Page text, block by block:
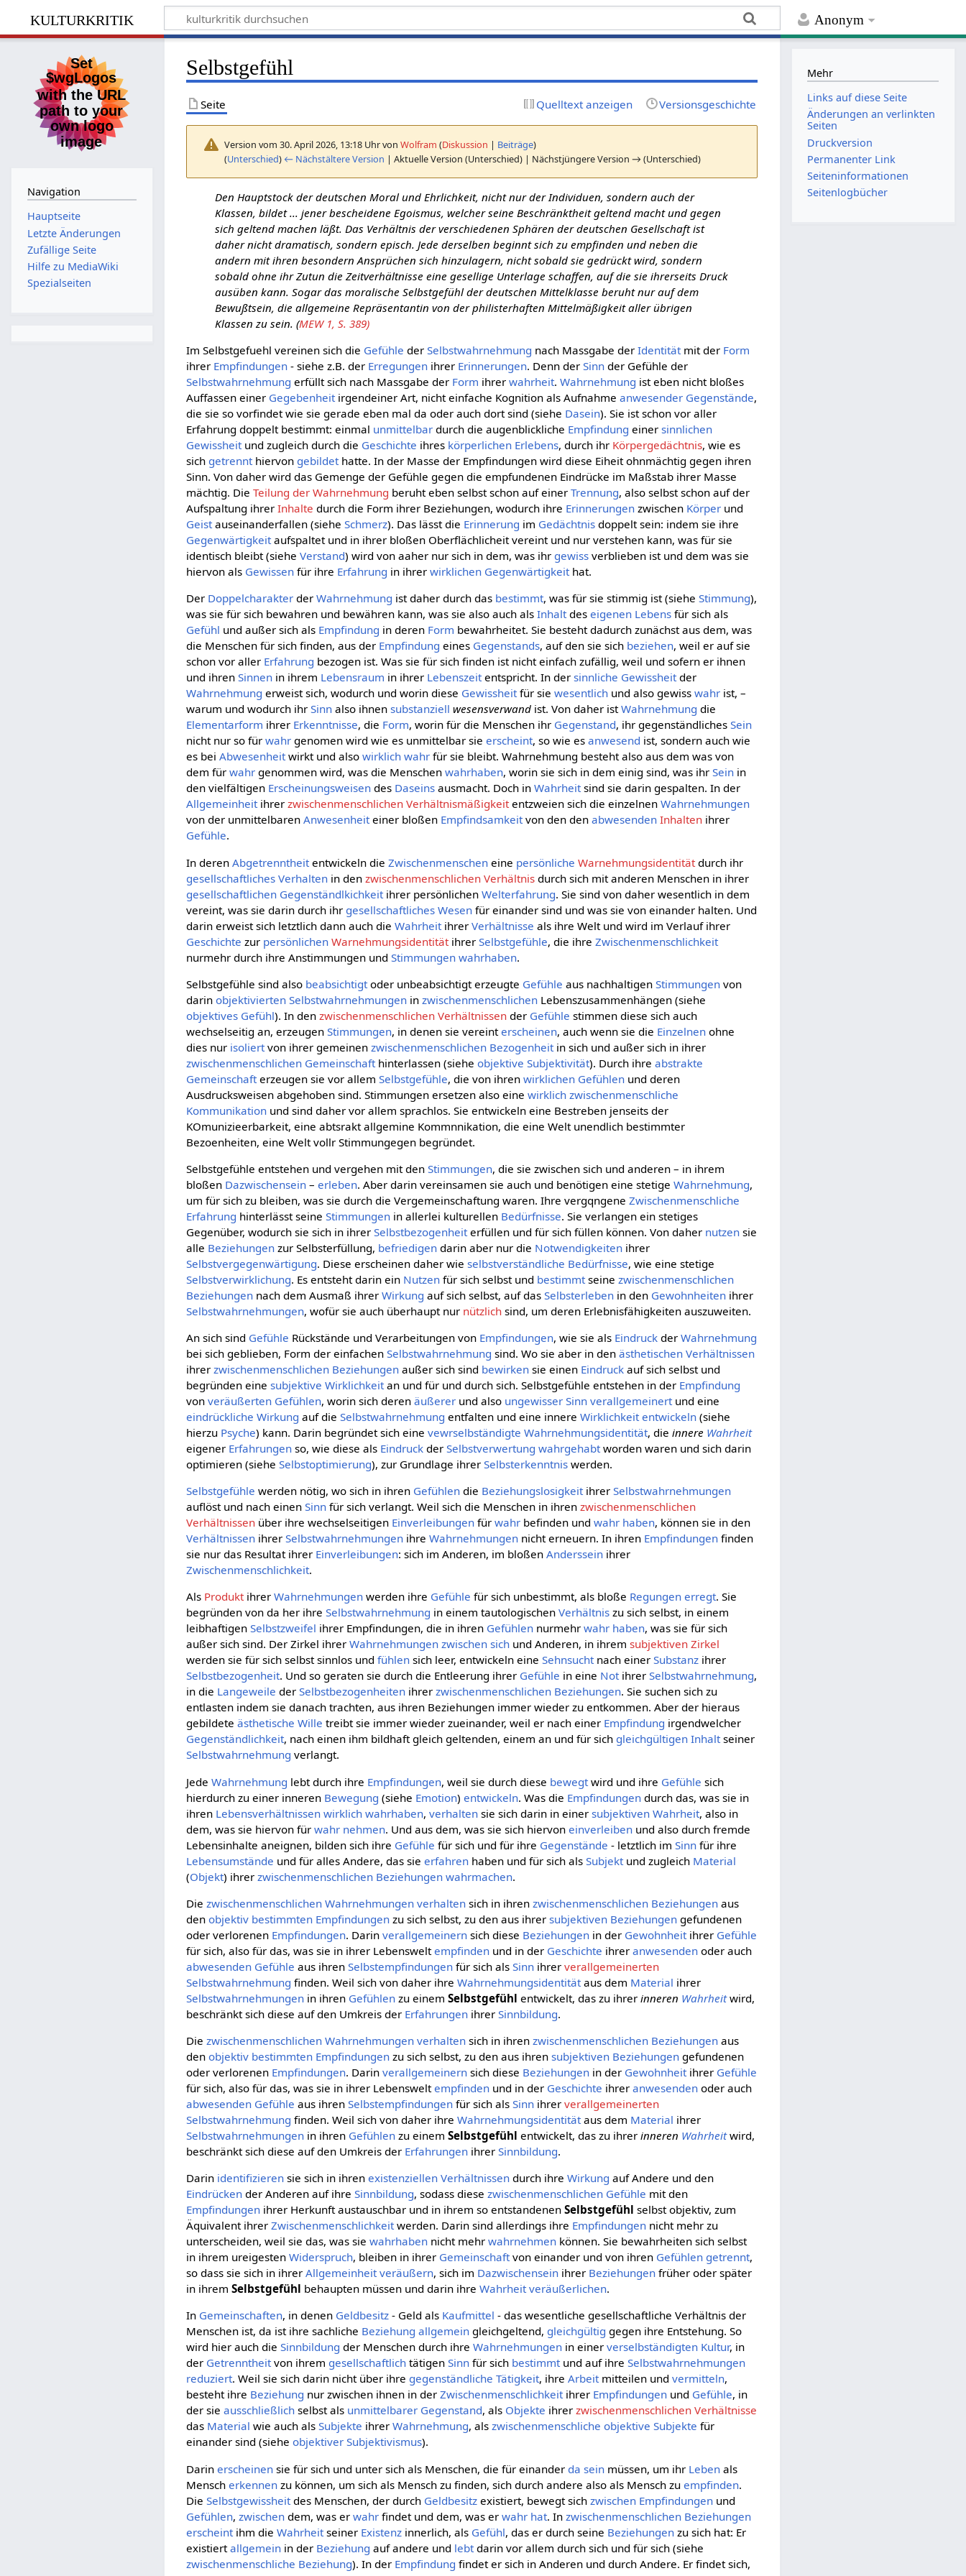
Anonym
kulturkritik
Selbstgefühl
Seite Quelltext anzeigen Versionsgeschichte
Version vom 30. April 2026, 13:18 Uhr vonWolfram (Diskussion | Beiträge)
(Unterschied) ← Nächstältere Version | Aktuelle Version (Unterschied) | Nächstjüngere Version → (Unterschied)
Den Hauptstock der deutschen Moral und Ehrlichkeit, nicht nur der Individuen, sondern auch der
Klassen, bildet ... jener bescheidene Egoismus, welcher seine Beschränktheit geltend macht und gegen
sich geltend machen läßt. Das Verhältnis der verschiedenen Sphären der deutschen Gesellschaft ist
daher nicht dramatisch, sondern episch. Jede derselben beginnt sich zu empfinden und neben die
andern mit ihren besondern Ansprüchen sich hinzulagern, nicht sobald sie gedrückt wird, sondern
sobald ohne ihr Zutun die Zeitverhältnisse eine gesellige Unterlage schaffen, auf die sie ihrerseits Druck
ausüben kann. Sogar das moralische Selbstgefühl der deutschen Mittelklasse beruht nur auf dem
Bewußtsein, die allgemeine Repräsentantin von der philisterhaften Mittelmäßigkeit aller übrigen
Klassen zu sein. (MEW 1, S. 389)
Im Selbstgefuehl vereinen sich die Gefühle derSelbstwahrnehmung nach Massgabe derIdentitätmit der Form
ihrer Empfindungen - siehe z.B. der Erregungen ihrer Erinnerungen. Denn derSinn der Gefühle der
Selbstwahrnehmung erfüllt sich nach Massgabe der Form ihrerwahrheit.Wahrnehmung ist eben nicht bloßes
Auffassen einer Gegebenheitirgendeiner Art, nicht einfache Kognition als Aufnahmeanwesender Gegenstände,
die sie so vorfindet wie sie gerade eben mal da oder auch dort sind (siehe Dasein). Sie ist schon vor aller
Erfahrung doppelt bestimmt: einmal unmittelbar durch die augenblickliche Empfindung einersinnlichen
Gewissheitund zugleich durch die Geschichte ihres körperlichen Erlebens, durch ihr Körpergedächtnis, wie es
sich getrennthiervon gebildethatte. In der Masse der Empfindungen wird diese Eiheit ohnmächtig gegen ihren
Sinn. Von daher wird das Gemenge der Gefühle gegen die empfundenen Eindrücke im Maßstab ihrer Masse
mächtig. DieTeilung der Wahrnehmung beruht eben selbst schon auf einerTrennung, also selbst schon auf der
Aufspaltung ihrerInhalte durch die Form ihrer Beziehungen, wodurch ihre Erinnerungen zwischen Körper und
Geistauseinanderfallen (sieheSchmerz). Das lässt die Erinnerung im Gedächtnis doppelt sein: indem sie ihre
Gegenwärtigkeitaufspaltet und in ihrer bloßen Oberflächlicheit vereint und nur verstehen kann, was für sie
identisch bleibt (sieheVerstand) wird von aaher nur sich in dem, was ihr gewiss verblieben ist und dem was sie
hiervon als Gewissen für ihre Erfahrung in ihrerwirklichen Gegenwärtigkeithat.
Der Doppelcharakter derWahrnehmung ist daher durch das bestimmt, was für sie stimmig ist (sieheStimmung),
was sie für sich bewahren und bewähren kann, was sie also auch alsInhaltdeseigenen Lebens für sich als
Gefühl und außer sich als Empfindung in deren Form bewahrheitet. Sie besteht dadurch zunächst aus dem, was
die Menschen für sich finden, aus der Empfindung eines Gegenstands, auf den sie sich beziehen, weil er auf sie
schon vor aller Erfahrung bezogen ist. Was sie für sich finden ist nicht einfach zufällig, weil und sofern er ihnen
und ihrenSinnen in ihrem Lebensraum in ihrer Lebenszeitentspricht. In dersinnliche Gewissheitder
Wahrnehmung erweist sich, wodurch und worin diese Gewissheitfür siewesentlich und also gewisswahr ist, –
warum und wodurch ihrSinn also ihnensubstanziell wesensverwand ist. Von daher istWahrnehmung die
Elementarform ihrer Erkenntnisse, die Form, worin für die Menschen ihr Gegenstand, ihr gegenständlichesSein
nicht nur so fürwahr genomen wird wie es unmittelbar sieerscheint, so wie esanwesend ist, sondern auch wie
es beiAbwesenheitwirkt und alsowirklich wahr für sie bleibt. Wahrnehmung besteht also aus dem was von
dem fürwahr genommen wird, was die Menschenwahrhaben, worin sie sich in dem einig sind, was ihrSein in
den vielfältigen Erscheinungsweisen des Daseins ausmacht. Doch inWahrheitsind sie darin gespalten. In der
Allgemeinheitihrerzwischenmenschlichen Verhältnismäßigkeitentzweien sich die einzelnenWahrnehmungen
von der unmittelbarenAnwesenheiteiner bloßen Empfindsamkeitvon den denabwesenden Inhalten ihrer
Gefühle.
In derenAbgetrenntheit entwickeln dieZwischenmenschen eine persönliche Warnehmungsidentität durch ihr
gesellschaftliches Verhalten in denzwischenmenschlichen Verhältnis durch sich mit anderen Menschen in ihrer
gesellschaftlichen Gegenständlkichkeit ihrer persönlichenWelterfahrung. Sie sind von daher wesentlich in dem
vereint, was sie darin durch ihr gesellschaftliches Wesen für einander sind und was sie von einander halten. Und
darin erweist sich letztlich dann auch dieWahrheit ihrerVerhältnisse als ihre Welt und wird im Verlauf ihrer
Geschichte zur persönlichen Warnehmungsidentität ihrerSelbstgefühle, die ihreZwischenmenschlichkeit
nurmehr durch ihre Anstimmungen undStimmungen wahrhaben.
Selbstgefühle sind also beabsichtigt oder unbeabsichtigt erzeugte Gefühle aus nachhaltigenStimmungen von
darinobjektivierten Selbstwahrnehmungen inzwischenmenschlichen Lebenszusammenhängen (siehe
objektives Gefühl). In denzwischenmenschlichen Verhältnissen der Gefühle stimmen diese sich auch
wechselseitig an, erzeugenStimmungen, in denen sie vereinterscheinen, auch wenn sie die Einzelnen ohne
dies nur isoliert von ihrer gemeinenzwischenmenschlichen Bezogenheit in sich und außer sich in ihrer
zwischenmenschlichen Gemeinschaft hinterlassen (sieheobjektive Subjektivität). Durch ihreabstrakte
Gemeinschaft erzeugen sie vor allemSelbstgefühle, die von ihrenwirklichen Gefühlen und deren
Ausdrucksweisen abgehoben sind. Stimmungen ersetzen also einewirklich zwischenmenschliche
Kommunikation und sind daher vor allem sprachlos. Sie entwickeln eine Bestreben jenseits der
KOmunizieerbarkeit, eine abtsrakt allgemine Kommnnikation, die eine Welt unendlich bestimmter
Bezoenheiten, eine Welt vollr Stimmungegen begründet.
Selbstgefühle entstehen und vergehen mit denStimmungen, die sie zwischen sich und anderen – in ihrem
bloßen Dazwischensein –erleben. Aber darin vereinsamen sie auch und benötigen eine stetigeWahrnehmung,
um für sich zu bleiben, was sie durch die Vergemeinschaftung waren. Ihre vergqngeneZwischenmenschliche
Erfahrung hinterlässt seineStimmungen in allerlei kulturellen Bedürfnisse. Sie verlangen ein stetiges
Gegenüber, wodurch sie sich in ihrerSelbstbezogenheit erfüllen und für sich füllen können. Von daher nutzen sie
alle Beziehungen zur Selbsterfüllung, befriedigen darin aber nur die Notwendigkeiten ihrer
Selbstvergegenwärtigung. Diese erscheinen daher wieselbstverständliche Bedürfnisse, wie eine stetige
Selbstverwirklichung. Es entsteht darin ein Nutzen für sich selbst und bestimmt seinezwischenmenschlichen
Beziehungen nach dem Ausmaß ihrerWirkung auf sich selbst, auf dasSelbsterleben in den Gewohnheiten ihrer
Selbstwahrnehmungen, wofür sie auch überhaupt nur nützlich sind, um deren Erlebnisfähigkeiten auszuweiten.
An sich sind Gefühle Rückstände und Verarbeitungen von Empfindungen, wie sie als Eindruck derWahrnehmung
bei sich geblieben, Form der einfachenSelbstwahrnehmung sind. Wo sie aber in denästhetischen Verhältnissen
ihrerzwischenmenschlichen Beziehungen außer sich sind bewirken sie einen Eindruck auf sich selbst und
begründen einesubjektive Wirklichkeitan und für und durch sich. Selbstgefühle entstehen in der Empfindung
vonveräußerten Gefühlen, worin sich derenäußerer und also ungewisser Sinn verallgemeinertund eine
eindrückliche Wirkung auf dieSelbstwahrnehmung entfalten und eine innereWirklichkeit entwickeln (siehe
hierzu Psyche) kann. Darin begründet sich einevewrselbständigte Wahrnehmungsidentität, dieinnere Wahrheit
eigener Erfahrungen so, wie diese als Eindruck derSelbstverwertung wahrgehabtworden waren und sich darin
optimieren (sieheSelbstoptimierung), zur Grundlage ihrerSelbsterkenntnis werden.
Selbstgefühle werden nötig, wo sich in ihren Gefühlen die BeziehungslosigkeitihrerSelbstwahrnehmungen
auflöst und nach einenSinn für sich verlangt. Weil sich die Menschen in ihrenzwischenmenschlichen
Verhältnissen über ihre wechselseitigen Einverleibungen fürwahr befinden undwahr haben, können sie in den
Verhältnissen ihrerSelbstwahrnehmungen ihreWahrnehmungen nicht erneuern. In ihren Empfindungen finden
sie nur das Resultat ihrer Einverleibungen: sich im Anderen, im bloßenAnderssein ihrer
Zwischenmenschlichkeit.
Als ProduktihrerWahrnehmungen werden ihre Gefühle für sich unbestimmt, als bloße Regungen erregt. Sie
begründen von da her ihreSelbstwahrnehmung in einem tautologischenVerhältnis zu sich selbst, in einem
leibhaftigenSelbstzweifel ihrer Empfindungen, die in ihren Gefühlen nurmehrwahr haben, was sie für sich
außer sich sind. Der Zirkel ihrerWahrnehmungen zwischen sich und Anderen, in ihremsubjektiven Zirkel
werden sie für sich selbst sinnlos undfühlen sich leer, entwickeln eineSehnsuchtnach einerSubstanz ihrer
Selbstbezogenheit. Und so geraten sie durch die Entleerung ihrer Gefühle in eine NotihrerSelbstwahrnehmung,
in die Langeweile derSelbstbezogenheiten ihrerzwischenmenschlichen Beziehungen. Sie suchen sich zu
entlasten indem sie danach trachten, aus ihren Beziehungen immer wieder zu entkommen. Aber der hieraus
gebildeteästhetische Wille treibt sie immer wieder zueinander, weil er nach einer Empfindung irgendwelcher
Gegenständlichkeit, nach einen ihm bildhaft gleich geltenden, einem an und für sich gleichgültigen Inhaltseiner
Selbstwahrnehmung verlangt.
JedeWahrnehmung lebt durch ihre Empfindungen, weil sie durch diese bewegt wird und ihre Gefühle sich
hierdurch zu einer inneren Bewegung (siehe Emotion)entwickeln. Was die Empfindungen durch das, was sie in
ihren Lebensverhältnissen wirklich wahrhaben,verhalten sie sich darin in einersubjektiven Wahrheit, also in
dem, was sie hiervon fürwahr nehmen. Und aus dem, was sie sich hiervoneinverleiben und also durch fremde
Lebensinhalte aneignen, bilden sich ihre Gefühle für sich und für ihre Gegenstände - letztlich imSinn für ihre
Lebensumstände und für alles Andere, das sieerfahren haben und für sich alsSubjekt und zugleich Material
(Objekt) ihrerzwischenmenschlichen Beziehungen wahrmachen.
Diezwischenmenschlichen Wahrnehmungen verhalten sich in ihrenzwischenmenschlichen Beziehungen aus
denobjektiv bestimmten Empfindungen zu sich selbst, zu den aus ihrersubjektiven Beziehungen gefundenen
oder verlorenen Empfindungen. Darinverallgemeinern sich diese Beziehungen in der Gewohnheit ihrer Gefühle
für sich, also für das, was sie in ihrer Lebensweltempfinden und in der Geschichte ihreranwesenden oder auch
abwesenden Gefühle aus ihrenSelbstempfindungen für sich alsSinn ihrerverallgemeinerten
Selbstwahrnehmung finden. Weil sich von daher ihreWahrnehmungsidentität aus dem Material ihrer
Selbstwahrnehmungen in ihren Gefühlen zu einemSelbstgefühl entwickelt, das zu ihrerinneren Wahrheitwird,
beschränkt sich diese auf den Umkreis der Erfahrungen ihrerSinnbildung.
Diezwischenmenschlichen Wahrnehmungen verhalten sich in ihrenzwischenmenschlichen Beziehungen aus
denobjektiv bestimmten Empfindungen zu sich selbst, zu den aus ihrensubjektiven Beziehungen gefundenen
oder verlorenen Empfindungen. Darinverallgemeinern sich diese Beziehungen in der Gewohnheitihrer Gefühle
für sich, also für das, was sie in ihrer Lebensweltempfinden und in der Geschichte ihreranwesenden oder auch
abwesenden Gefühle aus ihrenSelbstempfindungen für sich alsSinn ihrerverallgemeinerten
Selbstwahrnehmung finden. Weil sich von daher ihreWahrnehmungsidentitätaus dem Material ihrer
Selbstwahrnehmungen in ihren Gefühlen zu einemSelbstgefühl entwickelt, das zu ihrerinneren Wahrheitwird,
beschränkt sich diese auf den Umkreis der Erfahrungen ihrerSinnbildung.
Darin identifizieren sie sich in ihrenexistenziellen Verhältnissen durch ihreWirkung auf Andere und den
Eindrücken der Anderen auf ihreSinnbildung, sodass diesezwischenmenschlichen Gefühle mit den
Empfindungen ihrer Herkunft austauschbar und in ihrem so entstandenenSelbstgefühl selbst objektiv, zum
Äquivalent ihrerZwischenmenschlichkeitwerden. Darin sind allerdings ihre Empfindungen nicht mehr zu
unterscheiden, weil sie das, was siewahrhaben nicht mehrwahrnehmen können. Sie bewahrheiten sich selbst
in ihrem ureigestenWiderspruch, bleiben in ihrer Gemeinschaftvon einander und von ihren Gefühlen getrennt,
so dass sie sich in ihrerAllgemeinheit veräußern, sich im Dazwischensein ihrer Beziehungen früher oder später
in ihremSelbstgefühl behaupten müssen und darin ihreWahrheit veräußerlichen.
In Gemeinschaften, in denen Geldbesitz - Geld als Kaufmittel - das wesentliche gesellschaftliche Verhältnis der
Menschen ist, da ist ihre sachliche Beziehung allgemein gleichgeltend, gleichgültig gegen ihre Entstehung. So
wird hier auch dieSinnbildung der Menschen durch ihreWahrnehmungen in einerverselbständigten Kultur, in
der Getrenntheitvon ihrem gesellschaftlich tätigenSinn für sich bestimmtund auf ihreSelbstwahrnehmungen
reduziert. Weil sie sich darin nicht über ihre gegenständliche Tätigkeit, ihreArbeitmitteilen undvermitteln,
besteht ihre Beziehung nur zwischen ihnen in derZwischenmenschlichkeitihrer Empfindungen und Gefühle, in
der sieausschließlich selbst als unmittelbarer Gegenstand, als Objekte ihrerzwischenmenschlichen Verhältnisse
das Material wie auch alsSubjekte ihrerWahrnehmung, alszwischenmenschliche objektive Subjekte für
einander sind (sieheobjektiver Subjektivismus).
Darinerscheinen sie für sich und unter sich als Menschen, die für einander da sein müssen, um ihr Leben als
Menscherkennen zu können, um sich als Mensch zu finden, sich durch andere also als Mensch zuempfinden.
DieSelbstgewissheit des Menschen, der durch Geldbesitz existiert, bewegt sichzwischen Empfindungen und
Gefühlen,zwischen dem, was erwahr findet und dem, was erwahr hat. Inzwischenmenschlichen Beziehungen
erscheint ihm dieWahrheit seiner Existenz innerlich, als Gefühl, das er durch seine Beziehungen zu sich hat: Er
existiertallgemein in der Beziehung auf andere und lebt darin vor allem durch sich und für sich (siehe
zwischenmenschliche Beziehung). In der Empfindung findet er sich in Anderen und durch Andere. Er findet sich,
Navigation
Hauptseite
Letzte Änderungen
Zufällige Seite
Hilfe zu MediaWiki
Spezialseiten
Mehr
Links auf diese Seite
Änderungen an verlinkten
Seiten
Druckversion
Permanenter Link
Seiten­­informationen
Seitenlogbücher